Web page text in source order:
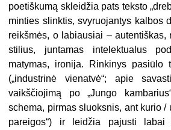
poetiškumą skleidžia pats teksto
minties slinktis, svyruojantys kalbos
reikšmės, o labiausiai – autentiškas,
stilius, juntamas intelektualus
matymas, ironija. Rinkinys pasiūlo
(„industrinė vienatvė“; apie
vaikščiojimą po „Jungo
schema, pirmas sluoksnis, ant kurio /
pareigos“) ir leidžia pajusti labai